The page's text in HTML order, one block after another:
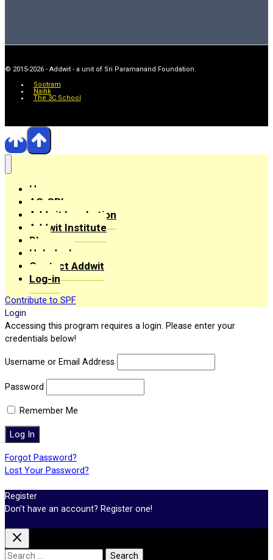
© 2015-2026 - Addwit - a unit of Sri Paramanand Foundation.
Sootram
Naitik
The 3C School
Home
AC-SRI
Addwit Incubation
Addwit Institute
Blog
Helpdesk
Contact Addwit
Log-in
Contribute to SPF
Login
Accessing this program requires a login. Please enter your
credentials below!
Username or Email Address
Password
Remember Me
Forgot Password?
Lost Your Password?
Register
Don't have an account? Register one!
Search